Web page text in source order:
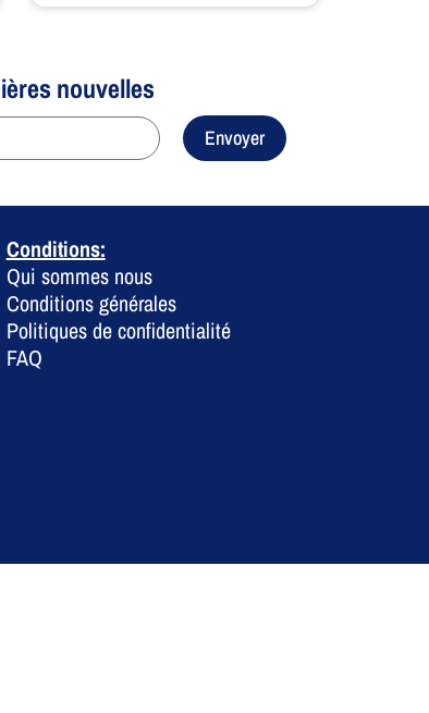
nouvelles
Envoyer
Conditions:
Qui sommes nous
Conditions générales
Politiques de confidentialité
FAQ